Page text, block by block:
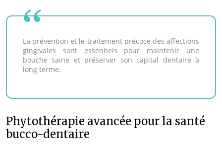
La prévention et le traitement précoce des affections
gingivales sont essentiels pour maintenir une
bouche saine et préserver son capital dentaire à
long terme.
Phytothérapie avancée pour la santé
bucco-dentaire